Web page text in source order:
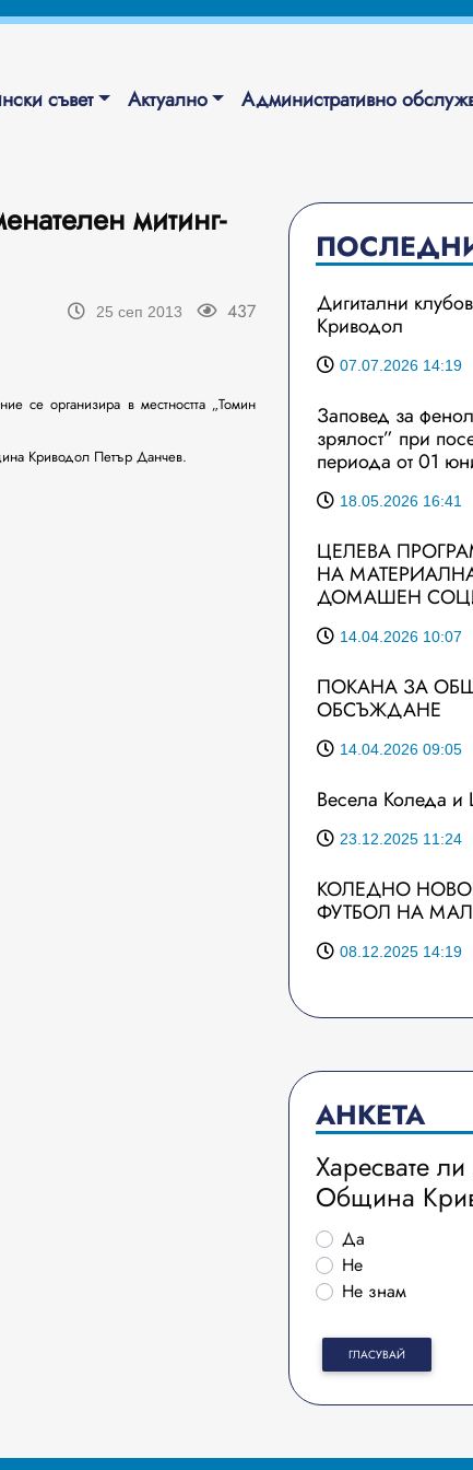
съвет Актуално Административно
митинг-
25 сеп 2013 437
се организира в местността „Томин
Криводол Петър Данчев.
Дигитални
Криводол
07.07.2026 14:19
Заповед за
зрялост” при
периода от 01
18.05.2026 16:41
ЦЕЛЕВА
НА
ДОМАШЕН
14.04.2026 10:07
ПОКАНА ЗА
ОБСЪЖДАНЕ
14.04.2026 09:05
Весела Коледа
23.12.2025 11:24
КОЛЕДНО
ФУТБОЛ НА
08.12.2025 14:19
АНКЕТА
Харесвате
Община
Да
Не
Не знам
ГЛАСУВАЙ